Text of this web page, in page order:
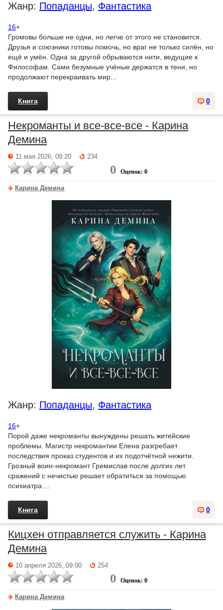
Жанр: Попаданцы, Фантастика
16+
Громовы больше не одни, но легче от этого не становится.
Друзья и союзники готовы помочь, но враг не только силён, но
ещё и умён. Одна за другой обрываются нити, ведущие к
Философам. Сами безумные учёные держатся в тени, но
продолжают перекраивать мир...
0
Книга
Некроманты и все-все-все - Карина
Демина
11 мая 2026, 09:20 234
0 Оценок: 0
Карина Демина
Жанр: Попаданцы, Фантастика
16+
Порой даже некроманты вынуждены решать житейские
проблемы. Магистр некромантии Елена разгребает
последствия проказ студентов и их подотчётной нежити.
Грозный воин-некромант Гремислав после долгих лет
сражений с нечистью решает обратиться за помощью
психиатра....
0
Книга
Кицхен отправляется служить - Карина
Демина
10 апреля 2026, 09:00 254
0 Оценок: 0
Карина Демина